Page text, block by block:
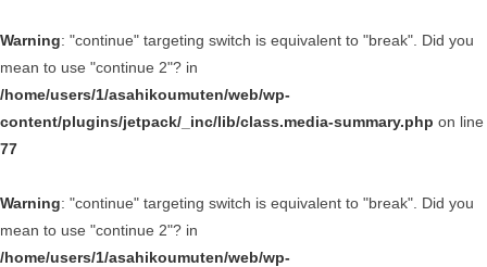
Warning: "continue" targeting switch is equivalent to "break". Did you
mean to use "continue 2"? in
/home/users/1/asahikoumuten/web/wp-
content/plugins/jetpack/_inc/lib/class.media-summary.php on line
77
Warning: "continue" targeting switch is equivalent to "break". Did you
mean to use "continue 2"? in
/home/users/1/asahikoumuten/web/wp-